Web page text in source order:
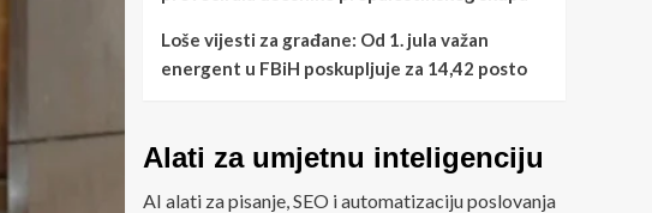
Loše vijesti za građane: Od 1. jula važan
energent u FBiH poskupljuje za 14,42 posto
Alati za umjetnu inteligenciju
AI alati za pisanje, SEO i automatizaciju poslovanja